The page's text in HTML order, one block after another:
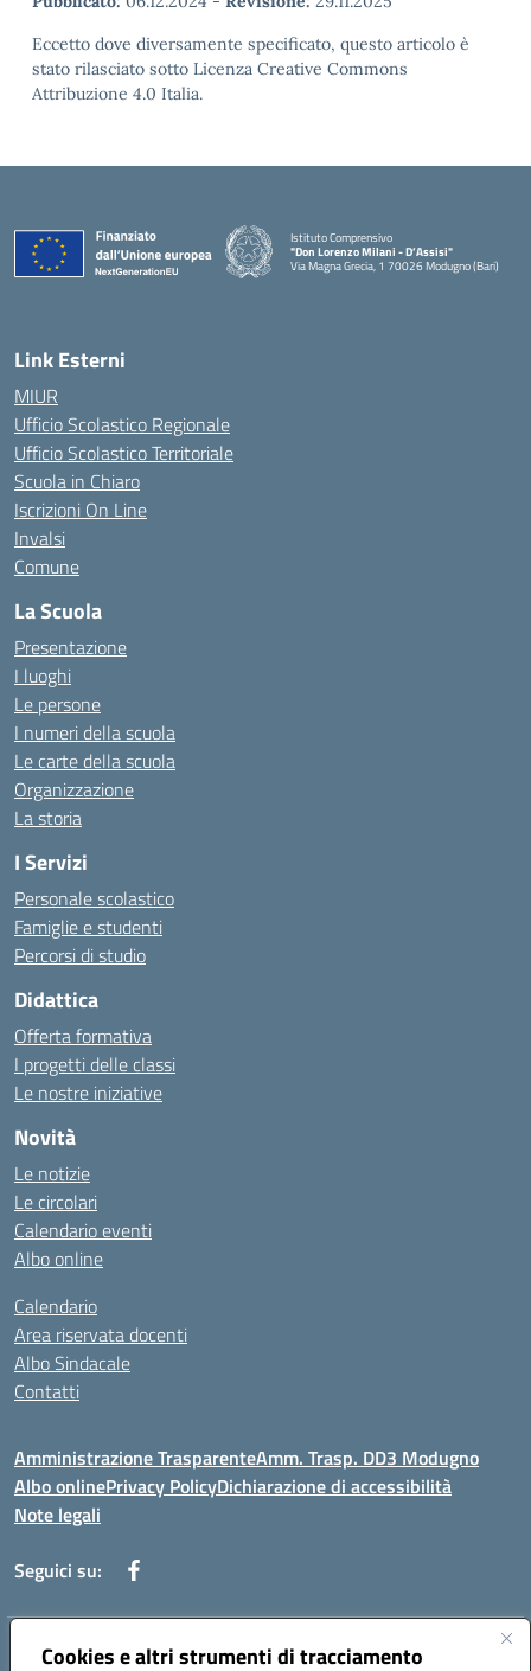
Cookies e altri strumenti di tracciamento
Eccetto dove diversamente specificato, questo articolo è
stato rilasciato sotto Licenza Creative Commons
Attribuzione 4.0 Italia.
Istituto Comprensivo
"Don Lorenzo Milani - D’Assisi"
Via Magna Grecia, 1 70026 Modugno (Bari)
— Visita la pagina iniziale della scuola
Link Esterni
MIUR
Ufficio Scolastico Regionale
Ufficio Scolastico Territoriale
Scuola in Chiaro
Iscrizioni On Line
Invalsi
Comune
La Scuola
Presentazione
I luoghi
Le persone
I numeri della scuola
Le carte della scuola
Organizzazione
La storia
I Servizi
Personale scolastico
Famiglie e studenti
Percorsi di studio
Didattica
Offerta formativa
I progetti delle classi
Le nostre iniziative
Novità
Le notizie
Le circolari
Calendario eventi
Albo online
Calendario
Area riservata docenti
Albo Sindacale
Contatti
Amministrazione TrasparenteAmm. Trasp. DD3 Modugno
Albo onlinePrivacy PolicyDichiarazione di accessibilità
Note legali
Seguici su:
Indirizzo:Via Magna Grecia, 1 - 70026 Modugno (Bari)